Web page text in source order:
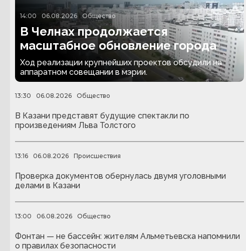
14:00 06.08.2026 Общество
В Челнах продолжается
масштабное обновление города
Ход реализации крупнейших проектов обсудили на
аппаратном совещании в мэрии.
13:30 06.08.2026 Общество
В Казани представят будущие спектакли по
произведениям Льва Толстого
13:16 06.08.2026 Происшествия
Проверка документов обернулась двумя уголовными
делами в Казани
13:00 06.08.2026 Общество
Фонтан — не бассейн: жителям Альметьевска напомнили
о правилах безопасности